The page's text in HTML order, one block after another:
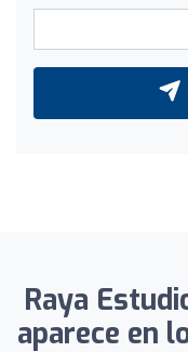
Raya
aparece en